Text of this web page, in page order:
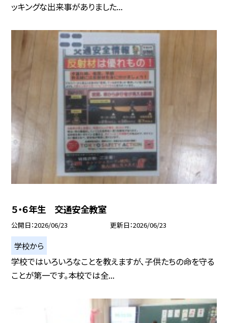
ッキングな出来事がありました...
５・６年生 交通安全教室
公開日 2026/06/23 更新日 2026/06/23
学校から
学校ではいろいろなことを教えますが、子供たちの命を守る
ことが第一です。本校では全...